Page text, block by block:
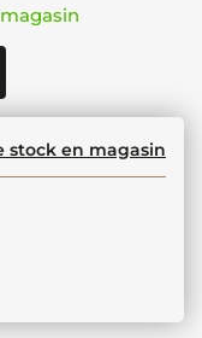
stock en magasin